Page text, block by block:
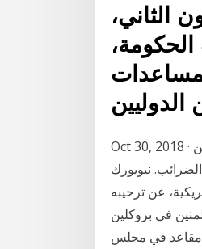
12 يناير/ كانون الثاني،
Oct 30, 2018 · قد ابتليت المزارعين من الضرائب على الممتلكات المفرطة التي تؤدي إلى حبس الرهن
نيويورك
عن ترحيبه
في بروكلين
مقاعد في مجلس